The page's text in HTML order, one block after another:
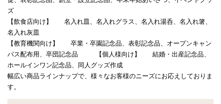
ズ
【飲食店向け】 名入れ皿、名入れグラス、名入れ湯呑、名入れ箸、
名入れ灰皿
【教育機関向け】 卒業・卒園記念品、表彰記念品、オープンキャン
パス配布用、卒団記念品 【個人様向け】 結婚・出産記念品、
ホールインワン記念品、同人グッズ作成
幅広い商品ラインナップで、様々なお客様のニーズにお応えしておりま
す。